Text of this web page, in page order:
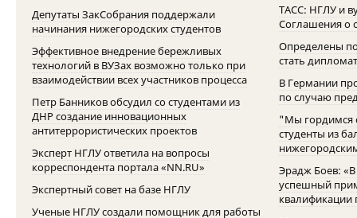
Депутаты ЗакСобрания поддержали
начинания нижегородских студентов
Эффективное внедрение бережливых
технологий в ВУЗах возможно только при
взаимодействии всех участников процесса
Петр Банников обсудил со студентами из
ДНР создание инновационных
антитеррористических проектов
Эксперт НГЛУ ответила на вопросы
корреспондента портала «NN.RU»
Экспертный совет на базе НГЛУ
Ученые НГЛУ создали помощник для работы
ТАСС: НГЛУ и
Соглашения о
Определены
стать
В Германии
по случаю
"Мы гордимся
студенты из
Эрадж Боев:
успешный
квалификации